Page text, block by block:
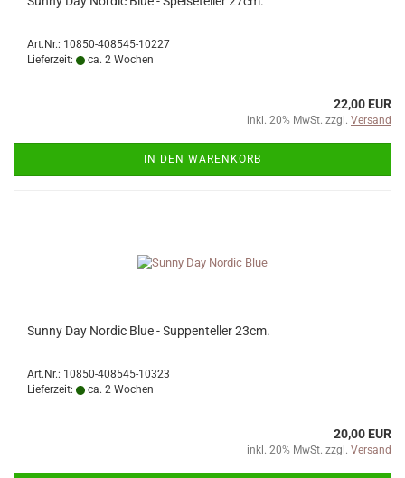
Art.Nr.: 10850-408545-10227
Lieferzeit:
ca. 2 Wochen
22,00 EUR
inkl. 20% MwSt. zzgl. Versand
IN DEN WARENKORB
Sunny Day Nordic Blue - Suppenteller 23cm.
Art.Nr.: 10850-408545-10323
Lieferzeit:
ca. 2 Wochen
20,00 EUR
inkl. 20% MwSt. zzgl. Versand